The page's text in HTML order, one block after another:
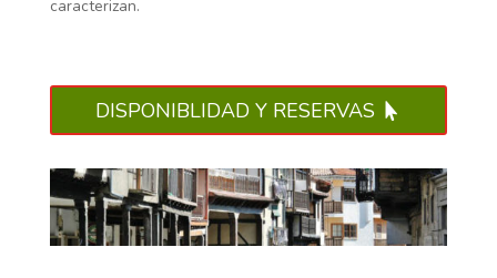
caracterizan.
DISPONIBLIDAD Y RESERVAS